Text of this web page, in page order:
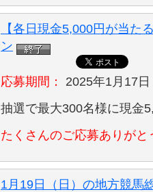
【各日現金5,000円が当た
ン
応募期間：
2025年1月17
抽選で最大300名様に現金
たくさんのご応募ありがと
1月19日（日）の地方競馬